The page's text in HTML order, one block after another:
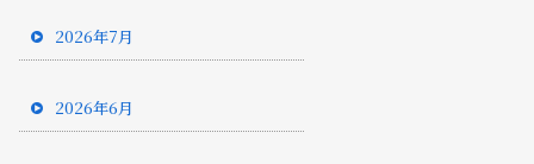
2026年7月
2026年6月